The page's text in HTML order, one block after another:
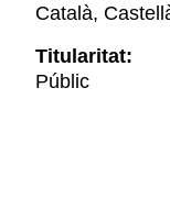
Català,
Titularitat:
Públic